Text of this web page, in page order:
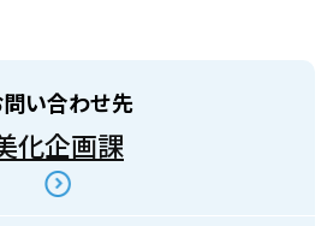
い合わせ先
化企画課